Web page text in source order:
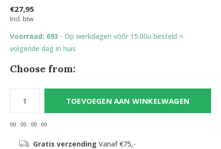
€27,95
Incl. btw
Voorraad: 693 - Op werkdagen vóór 15:00u besteld =
volgende dag in huis
Choose from:
TOEVOEGEN AAN WINKELWAGEN
00 : 00 : 00 : 00
Gratis verzending Vanaf €75,-